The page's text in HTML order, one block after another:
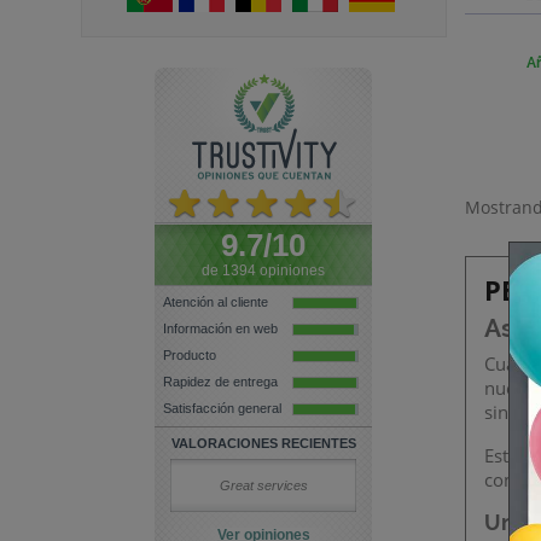
9.7/10
de 1394 opiniones
Atención al cliente
Información en web
Producto
Rapidez de entrega
Satisfacción general
VALORACIONES RECIENTES
Great services
Ver opiniones
sin
Estos
como
Una